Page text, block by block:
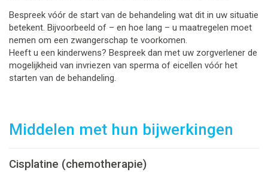
Bespreek vóór de start van de behandeling wat dit in uw situatie
betekent. Bijvoorbeeld of – en hoe lang – u maatregelen moet
nemen om een zwangerschap te voorkomen.
Heeft u een kinderwens? Bespreek dan met uw zorgverlener de
mogelijkheid van invriezen van sperma of eicellen vóór het
starten van de behandeling.
Middelen met hun bijwerkingen
Cisplatine (chemotherapie)